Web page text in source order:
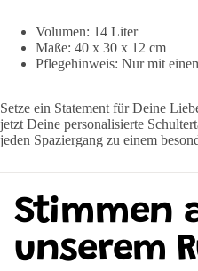
Volumen: 14 Liter
Maße: 40 x 30 x 12 cm
Pflegehinweis: Nur mit
Setze ein Statement für Deine
jetzt Deine personalisierte
jeden Spaziergang zu einem
Stimmen
unserem